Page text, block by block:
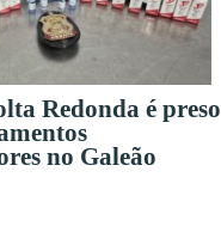
Redonda é preso
no Galeão